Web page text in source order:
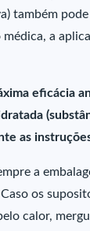
também
a
eficácia
as
a
os
calor,